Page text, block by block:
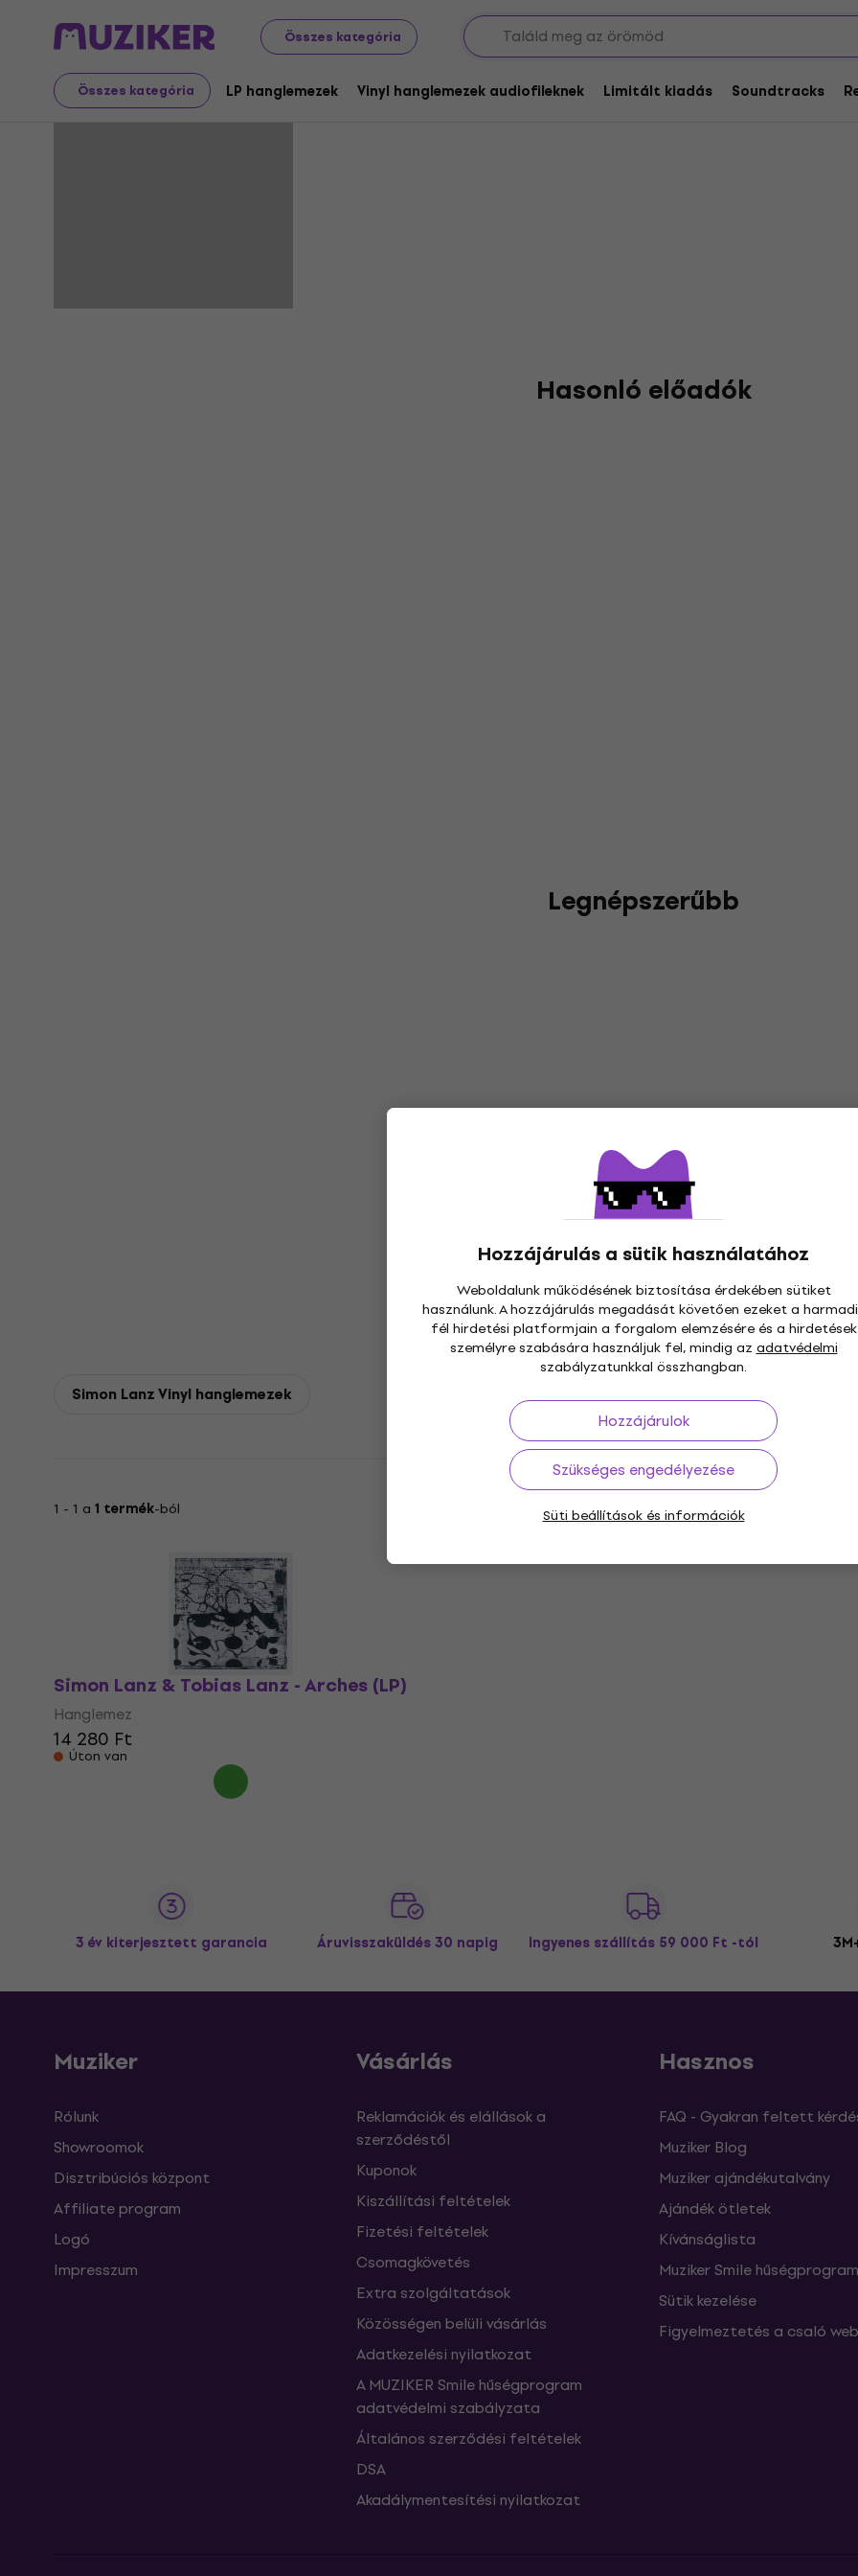
Összes kategória
Összes kategória LP hanglemezek Vinyl hanglemezek audiofileknek Limitált kiadás Soundtracks
Hozzájárulás a sütik használatához
Weboldalunk működésének biztosítása érdekében sütiket
használunk. A hozzájárulás megadását követően ezeket a
fél hirdetési platformjain a forgalom elemzésére és a hirdetések
személyre szabására használjuk fel, mindig az adatvédelmi
szabályzatunkkal összhangban.
Hozzájárulok
Szükséges engedélyezése
Süti beállítások és információk
Simon Lanz
Hasonló előadók
Legnépszerűbb
Simon Lanz Vinyl hanglemezek
1 - 1 a 1 termék-ból
Simon Lanz & Tobias Lanz - Arches (LP)
Hanglemez
14 280 Ft
Úton van
3 év kiterjesztett garancia Áruvisszaküldés 30 napig Ingyenes szállítás 59 000 Ft -tól
Muziker
Rólunk
Showroomok
Disztribúciós központ
Affiliate program
Logó
Impresszum
Vásárlás
Reklamációk és elállások a
szerződéstől
Kuponok
Kiszállítási feltételek
Fizetési feltételek
Csomagkövetés
Extra szolgáltatások
Közösségen belüli vásárlás
Adatkezelési nyilatkozat
A MUZIKER Smile hűségprogram
adatvédelmi szabályzata
Általános szerződési feltételek
DSA
Akadálymentesítési nyilatkozat
Hasznos
FAQ - Gyakran feltett
Muziker Blog
Muziker ajándékutalvány
Ajándék ötletek
Kívánságlista
Muziker Smile hűségprogram
Sütik kezelése
Figyelmeztetés a csaló